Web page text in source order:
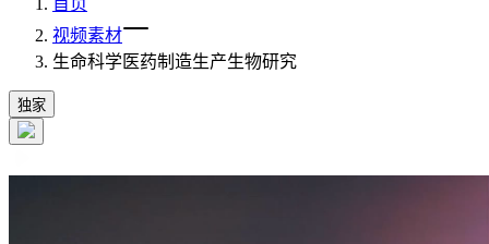
首页
视频素材
生命科学医药制造生产生物研究
独家